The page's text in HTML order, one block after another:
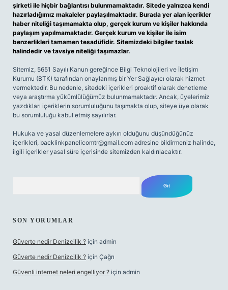
şirketi ile hiçbir bağlantısı bulunmamaktadır. Sitede yalnızca kendi
hazırladığımız makaleler paylaşılmaktadır. Burada yer alan içerikler
haber niteliği taşımamakta olup, gerçek kurum ve kişiler hakkında
paylaşım yapılmamaktadır. Gerçek kurum ve kişiler ile isim
benzerlikleri tamamen tesadüfidir. Sitemizdeki bilgiler taslak
halindedir ve tavsiye niteliği taşımazlar.
Sitemiz, 5651 Sayılı Kanun gereğince Bilgi Teknolojileri ve İletişim
Kurumu (BTK) tarafından onaylanmış bir Yer Sağlayıcı olarak hizmet
vermektedir. Bu nedenle, sitedeki içerikleri proaktif olarak denetleme
veya araştırma yükümlülüğümüz bulunmamaktadır. Ancak, üyelerimiz
yazdıkları içeriklerin sorumluluğunu taşımakta olup, siteye üye olarak
bu sorumluluğu kabul etmiş sayılırlar.
Hukuka ve yasal düzenlemelere aykırı olduğunu düşündüğünüz
içerikleri, backlinkpanelicomtr@gmail.com adresine bildirmeniz halinde,
ilgili içerikler yasal süre içerisinde sitemizden kaldırılacaktır.
SON YORUMLAR
Güverte nedir Denizcilik ? için admin
Güverte nedir Denizcilik ? için Çağrı
Güvenli internet neleri engelliyor ? için admin